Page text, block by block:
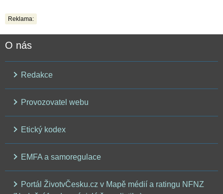
Reklama:
O nás
Redakce
Provozovatel webu
Etický kodex
EMFA a samoregulace
Portál ŽivotvČesku.cz v Mapě médií a ratingu NFNZ